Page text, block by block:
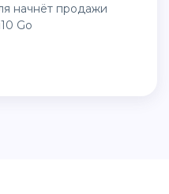
начнёт продажи
Go